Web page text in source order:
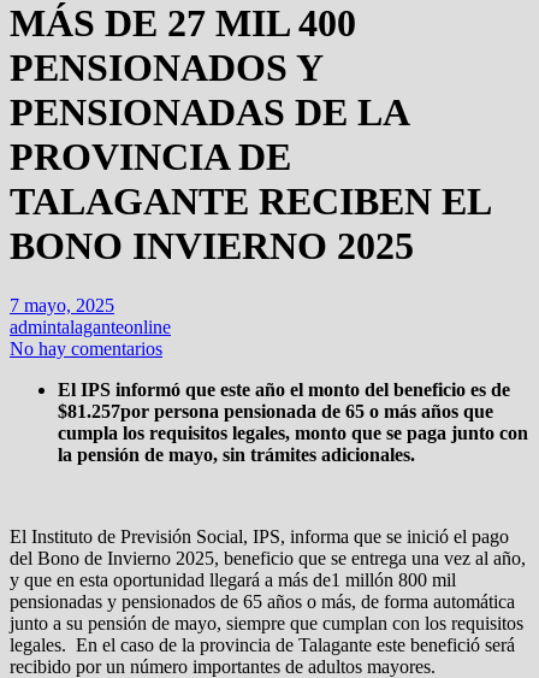
MÁS DE 27 MIL 400
PENSIONADOS Y
PENSIONADAS DE LA
PROVINCIA DE
TALAGANTE RECIBEN EL
BONO INVIERNO 2025
7 mayo, 2025
admintalaganteonline
No hay comentarios
El IPS informó que este año el monto del beneficio es de
$81.257por persona pensionada de 65 o más años que
cumpla los requisitos legales, monto que se paga junto con
la pensión de mayo, sin trámites adicionales.
El Instituto de Previsión Social, IPS, informa que se inició el pago
del Bono de Invierno 2025, beneficio que se entrega una vez al año,
y que en esta oportunidad llegará a más de1 millón 800 mil
pensionadas y pensionados de 65 años o más, de forma automática
junto a su pensión de mayo, siempre que cumplan con los requisitos
legales. En el caso de la provincia de Talagante este benefició será
recibido por un número importantes de adultos mayores.